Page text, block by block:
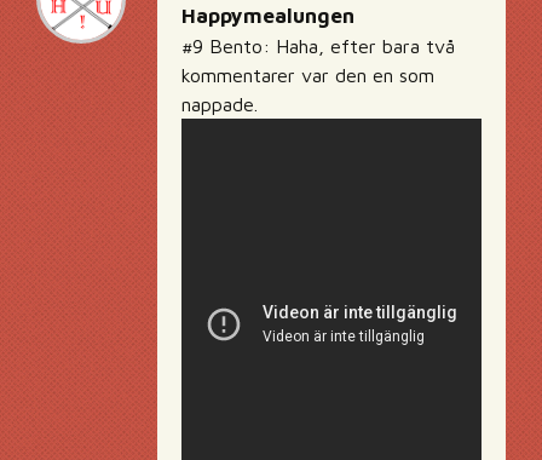
Happymealungen
#9 Bento: Haha, efter bara två
kommentarer var den en som
nappade.